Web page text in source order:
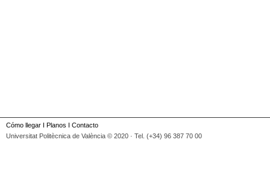
Cómo llegar I Planos I Contacto
Universitat Politècnica de València © 2020 · Tel. (+34) 96 387 70 00